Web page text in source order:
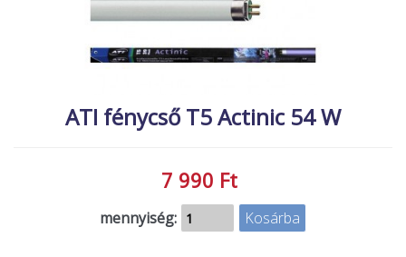
új élőlények
MACSKA
ÉLŐ ÉDESVÍZI
KISÁLLATOK
ATI fénycső T5 Actinic 54 W
7 990 Ft
mennyiség: